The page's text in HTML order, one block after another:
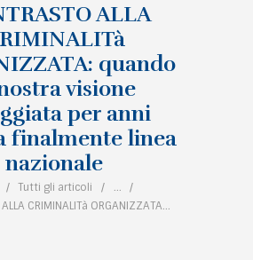
ALLA
quando
visione
per anni
finalmente linea
nazionale
Tutti gli articoli
...
CRIMINALITà ORGANIZZATA...